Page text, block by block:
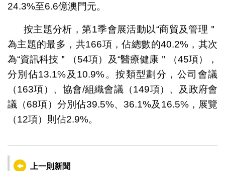
24.3%至6.6億澳門元。
按主題分析，第1季會展活動以“商貿及管理＂
為主題的最多，共166項，佔總數的40.2%，其次
為“資訊科技＂（54項）及“醫療健康＂（45項），
分別佔13.1%及10.9%。按類型劃分，公司會議
（163項）、協會/組織會議（149項）、及政府會
議（68項）分別佔39.5%、36.1%及16.5%，展覽
（12項）則佔2.9%。
上一則新聞